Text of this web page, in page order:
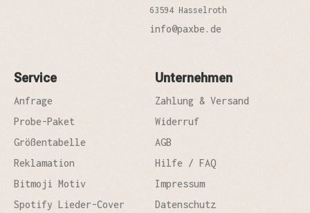
63594 Hasselroth
info@paxbe.de
Service
Anfrage
Probe-Paket
Größentabelle
Reklamation
Bitmoji Motiv
Spotify Lieder-Cover
Unternehmen
Zahlung & Versand
Widerruf
AGB
Hilfe / FAQ
Impressum
Datenschutz